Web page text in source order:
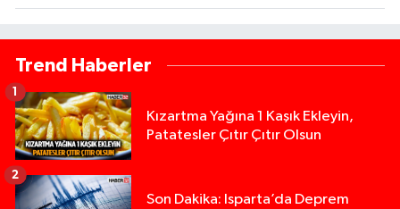
Trend Haberler
Kızartma Yağına 1 Kaşık Ekleyin,
Patatesler Çıtır Çıtır Olsun
1
Son Dakika: Isparta’da Deprem
2